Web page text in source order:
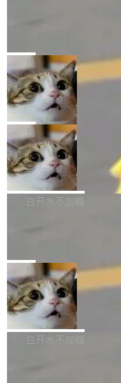
Harness 负责把能力落
具、读写文件、管理上下
环。崔添翼招人的标...
理解、推理、生成与编辑
量大小，将能力推进到
更复杂的视觉控制和可持
1，U1.5-Lite-Preview
提升： 原生支持4K图像
理、细节与真实世界质
生成与复杂版式组织；
nap。这次是 hwctl——
硬件认证状态的命令行
Alan Griffiths 在邮件列
tl 是一个 Ubuntu 专有的
是 Ubuntu 专有的，不
所以 deb 版本的受众实
untu 用户在用，那用
的。 从 deb 到 snap 的
hwlib 硬件 API 库的一部
局
Dario Amodei 担心新
只为金钱，不为使命
顶级 AI 研究员在两家公
隔了几天。 Lilian
离开 Thinking
创始人的角色「太累了
ation 就曝出她将重回
改进方向的研究。她是
一在人才争夺战中失血的
连失两员大将：Noam
局
FFmpeg 9.0 发布
FFmpeg 9.0 现已发布
新日志列出的 9.0 版本
er HE-AAC 960 解码
filter 添加 AMF Frame
_amf) filter SMPTE
通 ProRes RAW
V ...
白开水不加糖
Code 在 X 上发帖：「
tokens on August 1st.
on OpenCode Go.」
DeepSeek一天消耗了8
注意这是 OpenCode 一
局
NetBSD 11.0 正式发布
NetBSD 11.0 现已正式
作系统的第十八个主要
白开水不加糖